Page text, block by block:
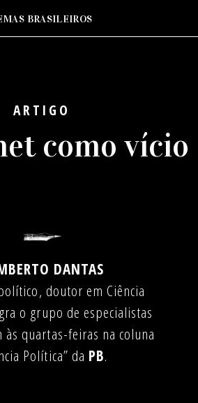
BRASILEIROS
ARTIGO
como vício
DANTAS
doutor em Ciência
o grupo de especialistas
às quartas-feiras na coluna
Política” da PB.